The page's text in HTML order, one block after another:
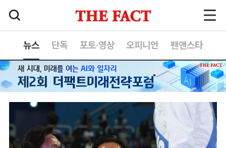
뉴스 단독 포토·영상 오피니언 팬앤스타